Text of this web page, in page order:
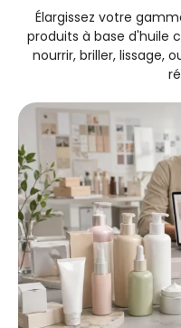
Élargissez votre
produits à base d'huile
nourrir, briller, lissage,